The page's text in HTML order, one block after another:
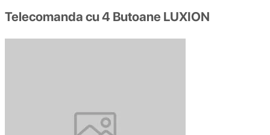
Telecomanda cu 4 Butoane LUXION